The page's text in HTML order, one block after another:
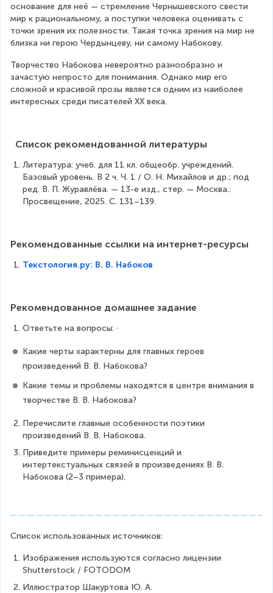
основание для неё — стремление Чернышевского свести
мир к рациональному, а поступки человека оценивать с
точки зрения их полезности. Такая точка зрения на мир не
близка ни герою Чердынцеву, ни самому Набокову.
Творчество Набокова невероятно разнообразно и
зачастую непросто для понимания. Однако мир его
сложной и красивой прозы является одним из наиболее
интересных среди писателей ХХ века.
Список рекомендованной литературы
Литература: учеб. для 11 кл. общеобр. учреждений.
Базовый уровень. В 2 ч. Ч. 1 / О. Н. Михайлов и др.; под
ред. В. П. Журавлёва. — 13-е изд., стер. — Москва.:
Просвещение, 2025. С. 131–139.
Рекомендованные ссылки на интернет-ресурсы
Текстология.ру: В. В. Набоков
Рекомендованное домашнее задание
Ответьте на вопросы: ·
Какие черты характерны для главных героев
произведений В. В. Набокова?
Какие темы и проблемы находятся в центре внимания в
творчестве В. В. Набокова?
Перечислите главные особенности поэтики
произведений В. В. Набокова.
Приведите примеры реминисценций и
интертекстуальных связей в произведениях В. В.
Набокова (2–3 примера).
Список использованных источников:
Изображения используются согласно лицензии
Shutterstock / FOTODOM
Иллюстратор Шакуртова Ю. А.